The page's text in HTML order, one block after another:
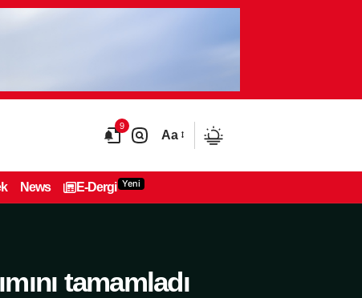
9
Aa
News E-Dergi Yeni
tamamladı